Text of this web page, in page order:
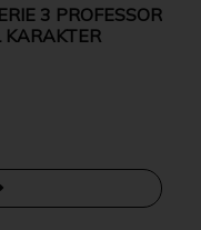
3 PROFESSOR
KARAKTER